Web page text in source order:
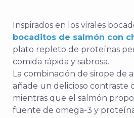
Inspirados en los virales
bocaditos de salmón con
plato repleto de proteínas
comida rápida y sabrosa.
La combinación de sirope de
añade un delicioso contraste
mientras que el salmón
fuente de omega-3 y